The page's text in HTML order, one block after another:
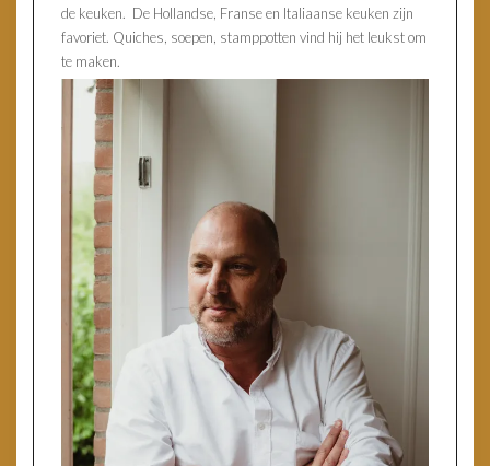
de keuken. De Hollandse, Franse en Italiaanse keuken zijn
favoriet. Quiches, soepen, stamppotten vind hij het leukst om
te maken.